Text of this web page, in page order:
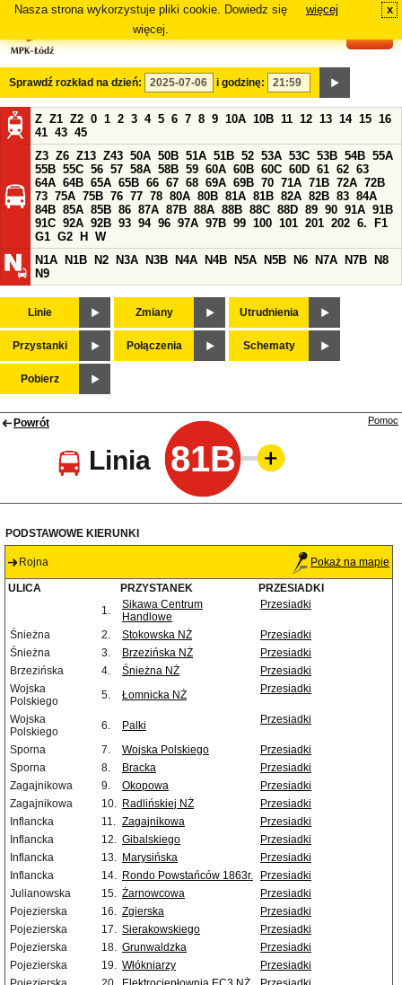
Nasza strona wykorzystuje pliki cookie. Dowiedz się
więcej.
więcej x
Sprawdź rozkład na dzień: i godzinę:
Z Z1 Z2 0 1 2 3 4 5 6 7 8 9 10A 10B 11 12 13 14 15 16
41 43 45
Z3 Z6 Z13 Z43 50A 50B 51A 51B 52 53A 53C 53B 54B 55A
55B 55C 56 57 58A 58B 59 60A 60B 60C 60D 61 62 63
64A 64B 65A 65B 66 67 68 69A 69B 70 71A 71B 72A 72B
73 75A 75B 76 77 78 80A 80B 81A 81B 82A 82B 83 84A
84B 85A 85B 86 87A 87B 88A 88B 88C 88D 89 90 91A 91B
91C 92A 92B 93 94 96 97A 97B 99 100 101 201 202 6.
F1
G1 G2 H
W
N1A
N1B N2 N3A N3B N4A N4B N5A N5B N6 N7A N7B
N8
N9
Linie Zmiany Utrudnienia
Przystanki Połączenia Schematy
Pobierz
Powrót
Linia 81B
Pomoc
PODSTAWOWE KIERUNKI
Rojna Pokaż na mapie
ULICA PRZYSTANEK
PRZESIADKI
1.
Sikawa Centrum
Handlowe
Przesiadki
Śnieżna 2. Stokowska NŻ
Przesiadki
Śnieżna
3. Brzezińska NŻ
Przesiadki
Brzezińska
4. Śnieżna NŻ
Przesiadki
Wojska
Polskiego
5. Łomnicka NŻ Przesiadki
Wojska
Polskiego
6. Palki Przesiadki
Sporna 7. Wojska Polskiego
Przesiadki
Sporna
8. Bracka
Przesiadki
Zagajnikowa
9. Okopowa
Przesiadki
Zagajnikowa
10. Radlińskiej NŻ
Przesiadki
Inflancka
11. Zagajnikowa
Przesiadki
Inflancka
12. Gibalskiego
Przesiadki
Inflancka
13. Marysińska
Przesiadki
Inflancka
14. Rondo Powstańców 1863r.
Przesiadki
Julianowska
15. Żarnowcowa
Przesiadki
Pojezierska
16. Zgierska
Przesiadki
Pojezierska
17. Sierakowskiego
Przesiadki
Pojezierska
18. Grunwaldzka
Przesiadki
Pojezierska
19. Włókniarzy
Przesiadki